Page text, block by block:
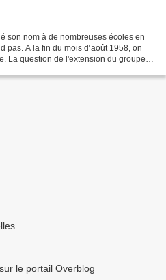
son nom à de nombreuses écoles en
pas. A la fin du mois d’août 1958, on
La question de l'extension du groupe
le portail Overblog